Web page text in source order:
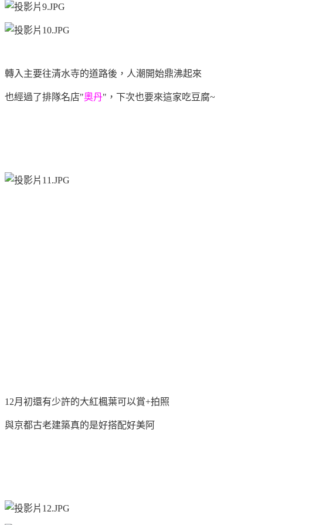
轉入主要往清水寺的道路後，人潮開始鼎沸起來
也經過了排隊名店"奧丹"，下次也要來這家吃豆腐~
12月初還有少許的大紅楓葉可以賞+拍照
與京都古老建築真的是好搭配好美阿